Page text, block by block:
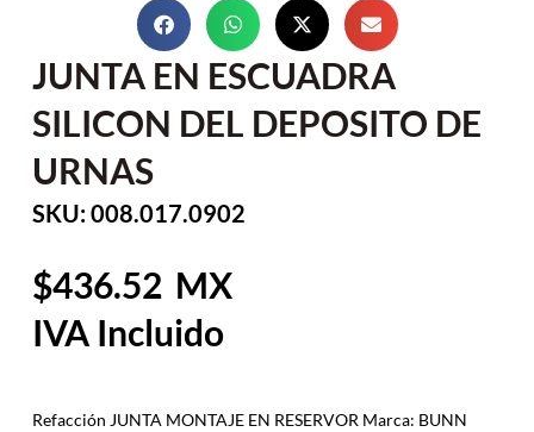
JUNTA EN ESCUADRA
SILICON DEL DEPOSITO DE
URNAS
SKU: 008.017.0902
436.52
Refacción JUNTA MONTAJE EN RESERVOR Marca: BUNN